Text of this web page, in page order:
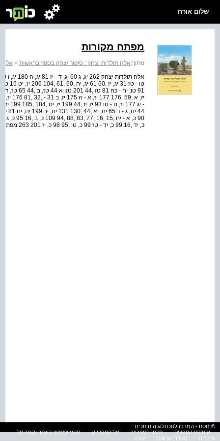
שלום אורח
מפתח מקורות
מתוך:אלה תולדות יצחק : סיפור יצחק בספר בראשית > אלה
כ, יד ,16 99 כ, יד - טז 99 כ, טו ,95 98 כ, יז 201 263 מפתח מקורות 263 כ, יח ,45 95 כ, כה 167 כא, ו 199 כא, ...
© מטח - המרכז לטכנולוגיה חינוכית
אינדקס הספרים
תקנון הספרייה על הספרייה
תנאי שימוש באתר והגנה על
פרטיות
הסדרי נגישות עזרה